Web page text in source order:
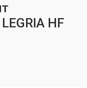
HF